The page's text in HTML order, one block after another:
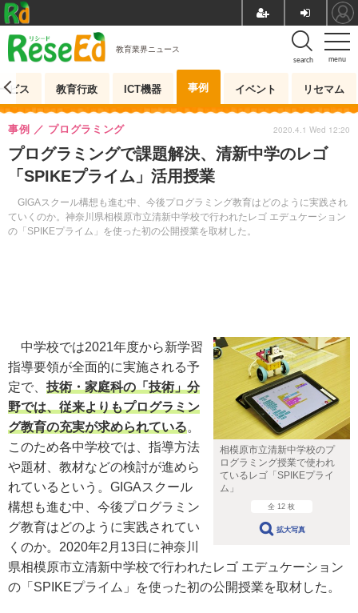
menu
search
教育業界ニュース
ビス 教育行政 ICT機器 事例 イベント リセマム
プログラミングで課題解決、清新中学のレゴ
「SPIKEプライム」活用授業
GIGAスクール構想も進む中、今後プログラミング教育はどのように実践され
ていくのか。神奈川県相模原市立清新中学校で行われたレゴ エデュケーション
の「SPIKEプライム」を使った初の公開授業を取材した。
事例 プログラミング 2020.4.1 Wed 12:20
相模原市立清新中学校のプ
ログラミング授業で使われ
ているレゴ「SPIKEプライ
ム」
全 12 枚
拡大写真
中学校では2021年度から新学習
指導要領が全面的に実施される予
定で、 技術・家庭科の「技術」分
野では、従来よりもプログラミン
グ教育の充実が求められている。
このため各中学校では、指導方法
や題材、教材などの検討が進めら
れているという。GIGAスクール
構想も進む中、今後プログラミン
グ教育はどのように実践されてい
くのか。2020年2月13日に神奈川
県相模原市立清新中学校で行われたレゴ エデュケーション
の「SPIKEプライム」を使った初の公開授業を取材した。